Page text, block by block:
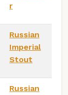
r
Russian
Imperial
Stout
Russian